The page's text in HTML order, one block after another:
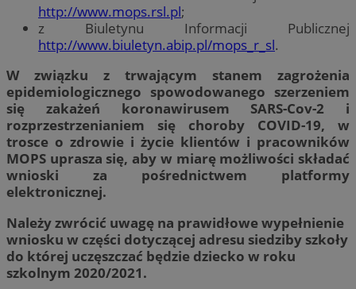
http://www.mops.rsl.pl;
z Biuletynu Informacji Publicznej
http://www.biuletyn.abip.pl/mops_r_sl.
W związku z trwającym stanem zagrożenia
epidemiologicznego spowodowanego szerzeniem
się zakażeń koronawirusem SARS-Cov-2 i
rozprzestrzenianiem się choroby COVID-19, w
trosce o zdrowie i życie klientów i pracowników
MOPS uprasza się, aby w miarę możliwości składać
wnioski za pośrednictwem platformy
elektronicznej.
Należy zwrócić uwagę na prawidłowe wypełnienie
wniosku w części dotyczącej adresu siedziby szkoły
do której uczęszczać będzie dziecko w roku
szkolnym 2020/2021.